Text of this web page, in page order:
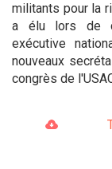
militants pour la
a élu lors de
exécutive
nouveaux
congrès de